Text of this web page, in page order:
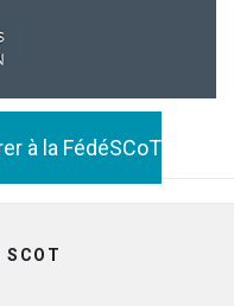
à la FédéSCoT
SCOT